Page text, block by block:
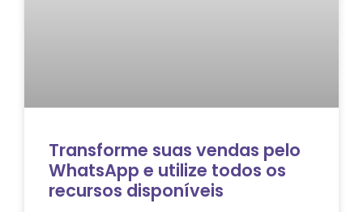
Transforme suas vendas pelo
WhatsApp e utilize todos os
recursos disponíveis